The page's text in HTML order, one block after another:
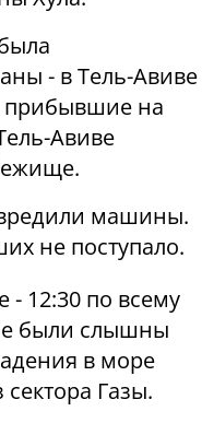
- в Тель-Авиве
прибывшие на
Авиве
машины.
не поступало.
- 12:30 по всему
были слышны
в море
Газы.